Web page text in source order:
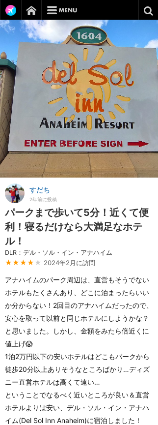
すだち
2年前に投稿
パークまで歩いて5分！近くて便
利！寝るだけなら大満足なホテ
ル！
DLR：デル・ソル・イン・アナハイム
★★★★ ★ 2024年2月に訪問
アナハイムのパーク周辺は、直営もそうでない
ホテルもたくさんあり、どこに泊まったらいい
か分からない！2回目のアナハイムだったので、
安心を取って以前と同じホテルにしようかな？
と思いました。しかし、金額をみたら倍近くに
値上げ😱
1泊2万円以下の安いホテルはどこもパークから
徒歩20分以上ありそうなところばかり…ディズ
ニー直営ホテルは高くて遠い…
ということでなるべく近いところが良い＆直営
ホテルよりは安い、デル・ソル・イン・アナハ
イム(Del Sol Inn Anaheim)に宿泊しました！